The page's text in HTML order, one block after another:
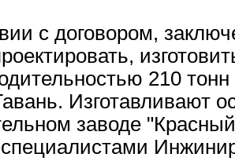
с договором,
210
Изготавливают
заводе